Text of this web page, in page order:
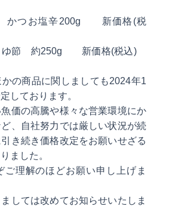
かつお塩辛200g 新価格(税
うゆ節 約250g 新価格(税込)
の商品に関しましても2024年1
しております。
価の高騰や様々な営業環境にか
、自社努力では厳しい状況が続
き続き価格改定をお願いせざる
ました。
ご理解のほどお願い申し上げま
しては改めてお知らせいたしま